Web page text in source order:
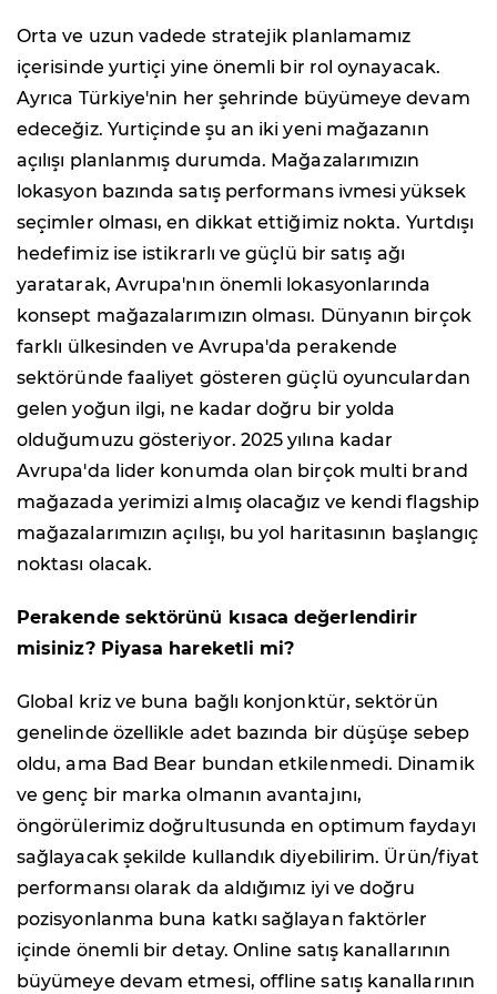
Orta ve uzun vadede stratejik planlamamız
içerisinde yurtiçi yine önemli bir rol oynayacak.
Ayrıca Türkiye'nin her şehrinde büyümeye devam
edeceğiz. Yurtiçinde şu an iki yeni mağazanın
açılışı planlanmış durumda. Mağazalarımızın
lokasyon bazında satış performans ivmesi yüksek
seçimler olması, en dikkat ettiğimiz nokta. Yurtdışı
hedefimiz ise istikrarlı ve güçlü bir satış ağı
yaratarak, Avrupa'nın önemli lokasyonlarında
konsept mağazalarımızın olması. Dünyanın birçok
farklı ülkesinden ve Avrupa'da perakende
sektöründe faaliyet gösteren güçlü oyunculardan
gelen yoğun ilgi, ne kadar doğru bir yolda
olduğumuzu gösteriyor. 2025 yılına kadar
Avrupa'da lider konumda olan birçok multi brand
mağazada yerimizi almış olacağız ve kendi flagship
mağazalarımızın açılışı, bu yol haritasının başlangıç
noktası olacak.
Perakende sektörünü kısaca değerlendirir
misiniz? Piyasa hareketli mi?
Global kriz ve buna bağlı konjonktür, sektörün
genelinde özellikle adet bazında bir düşüşe sebep
oldu, ama Bad Bear bundan etkilenmedi. Dinamik
ve genç bir marka olmanın avantajını,
öngörülerimiz doğrultusunda en optimum faydayı
sağlayacak şekilde kullandık diyebilirim. Ürün/fiyat
performansı olarak da aldığımız iyi ve doğru
pozisyonlanma buna katkı sağlayan faktörler
içinde önemli bir detay. Online satış kanallarının
büyümeye devam etmesi, offline satış kanallarının